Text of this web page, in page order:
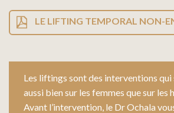
LE LIFTING TEMPORAL NON-
Les liftings sont des interventions
aussi bien sur les femmes que sur les
Avant l’intervention, le Dr Ochala